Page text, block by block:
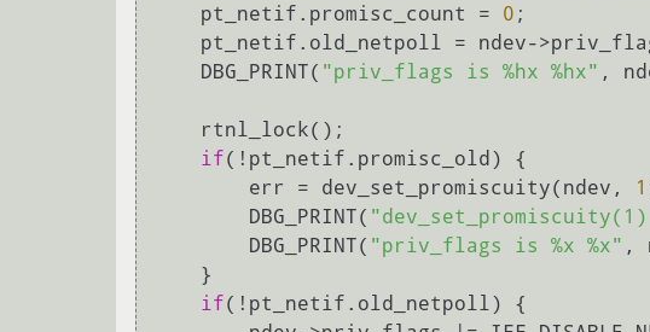
    pt_netif.promisc_count =
0 ;
    DBG_PRINT(
"priv_flags is %hx %hx" ,
if(!pt_netif.promisc_old) {
        err = dev_set_promiscuity(ndev,
1
        DBG_PRINT(
        DBG_PRINT(
"priv_flags is %x %x" ,
if(!pt_netif.old_netpoll) {